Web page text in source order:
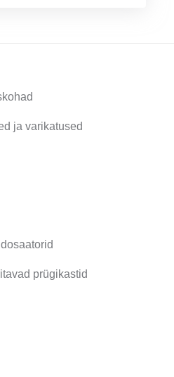
ja varikatused
prügikastid